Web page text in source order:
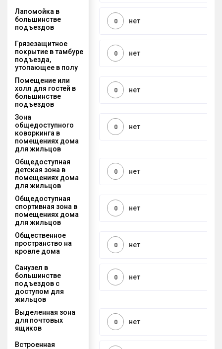
Лапомойка в
большинстве
подъездов
нет
0
Грязезащитное
покрытие в тамбуре
подъезда,
утопающее в полу
нет
0
Помещение или
холл для гостей в
большинстве
подъездов
нет
0
Зона
общедоступного
коворкинга в
помещениях дома
для жильцов
нет
0
Общедоступная
детская зона в
помещениях дома
для жильцов
нет
0
Общедоступная
спортивная зона в
помещениях дома
для жильцов
нет
0
Общественное
пространство на
кровле дома
нет
0
Санузел в
большинстве
подъездов с
доступом для
жильцов
нет
0
Выделенная зона
для почтовых
ящиков
нет
0
Встроенная